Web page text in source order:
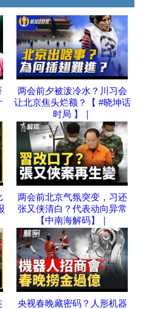
两会前夕被泼冷水？川习会
让北京焦头烂额？【 #晓坤话
时局 】｜
两会前北京气氛突变，习还
张又侠清白？代表动向异常
【中南海解码】｜
央视春晚藏密码？人形机器